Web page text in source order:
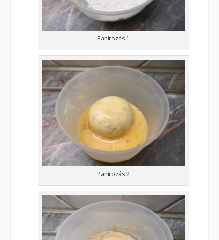
Panírozás 1
Panírozás 2